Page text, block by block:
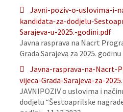
Javni-poziv-o-uslovima-i-
kandidata-za-dodjelu-
Sarajeva-u-2025.-godini.pdf
Javna rasprava na Nacrt
Grada Sarajeva za 2025. godinu
Javna-rasprava-na-Nacrt-
vijeca-Grada-Sarajeva-za-
JAVNIPOZIV o uslovima i
dodjelu “Šestoaprilske